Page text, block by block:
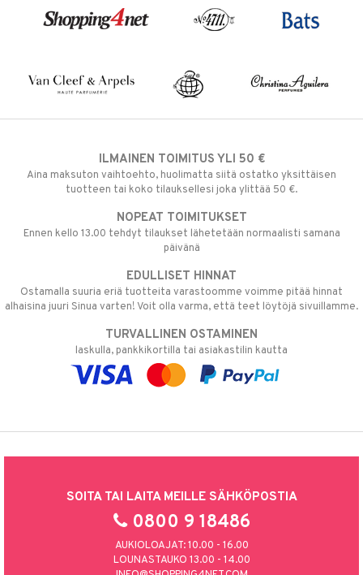
ILMAINEN TOIMITUS YLI 50 €
Aina maksuton vaihtoehto, huolimatta siitä ostatko yksittäisen
tuotteen tai koko tilauksellesi joka ylittää 50 €.
NOPEAT TOIMITUKSET
Ennen kello 13.00 tehdyt tilaukset lähetetään normaalisti samana
päivänä
EDULLISET HINNAT
Ostamalla suuria eriä tuotteita varastoomme voimme pitää hinnat
alhaisina juuri Sinua varten! Voit olla varma, että teet löytöjä sivuillamme.
TURVALLINEN OSTAMINEN
laskulla, pankkikortilla tai asiakastilin kautta
SOITA TAI LAITA MEILLE SÄHKÖPOSTIA
0800 9 18486
AUKIOLOAJAT: 10.00 - 16.00
LOUNASTAUKO 13.00 - 14.00